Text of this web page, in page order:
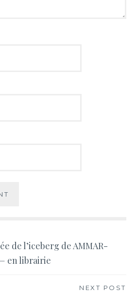
de l’iceberg de AMMAR-
en librairie
NEXT POST